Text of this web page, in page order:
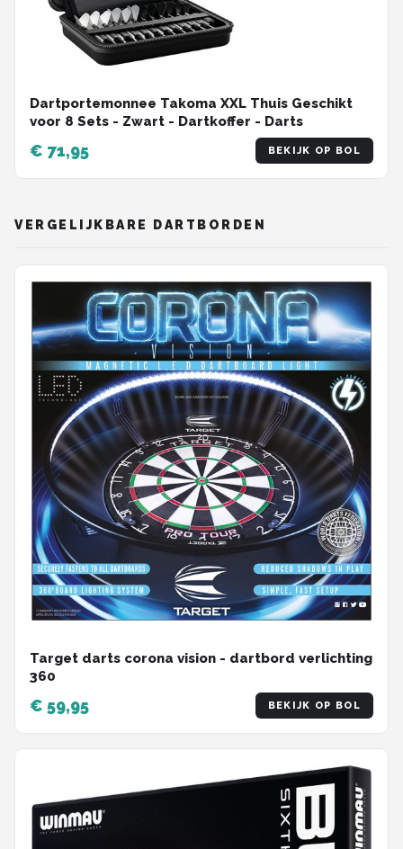
Dartportemonnee Takoma XXL Thuis Geschikt
voor 8 Sets - Zwart - Dartkoffer - Darts
€ 71,95 BEKIJK OP BOL
VERGELIJKBARE DARTBORDEN
Target darts corona vision - dartbord verlichting
360
€ 59,95 BEKIJK OP BOL